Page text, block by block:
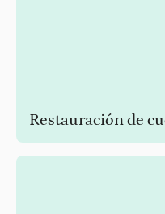
Restauración de
Elimine los contaminantes
de las playas y lagos de